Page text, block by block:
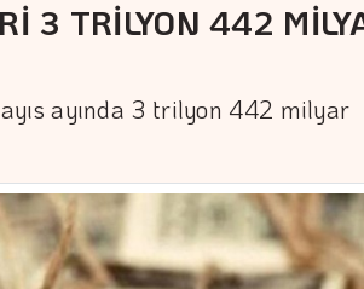
3 TRİLYON 442
ayında 3 trilyon 442 milyar